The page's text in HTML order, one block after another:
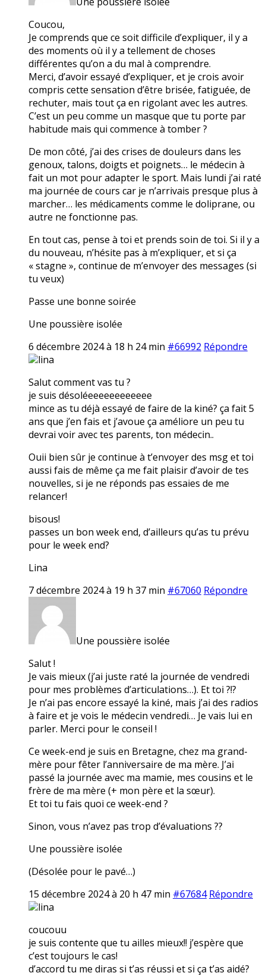
Coucou,
Je comprends que ce soit difficile d’expliquer, il y a
des moments où il y a tellement de choses
différentes qu’on a du mal à comprendre.
Merci, d’avoir essayé d’expliquer, et je crois avoir
compris cette sensation d’être brisée, fatiguée, de
rechuter, mais tout ça en rigolant avec les autres.
C’est un peu comme un masque que tu porte par
habitude mais qui commence à tomber ?
De mon côté, j’ai des crises de douleurs dans les
genoux, talons, doigts et poignets… le médecin à
fait un mot pour adapter le sport. Mais lundi j’ai raté
ma journée de cours car je n’arrivais presque plus à
marcher… les médicaments comme le doliprane, ou
autre ne fonctionne pas.
En tout cas, pense à toi et prends soin de toi. Si il y a
du nouveau, n’hésite pas à m’expliquer, et si ça
« stagne », continue de m’envoyer des messages (si
tu veux)
Passe une bonne soirée
Une poussière isolée
6 décembre 2024 à 18 h 24 min #66992 Répondre
lina
Salut comment vas tu ?
je suis désoléeeeeeeeeeeee
mince as tu déjà essayé de faire de la kiné? ça fait 5
ans que j’en fais et j’avoue ça améliore un peu tu
devrai voir avec tes parents, ton médecin..
Ouii bien sûr je continue à t’envoyer des msg et toi
aussi fais de même ça me fait plaisir d’avoir de tes
nouvelles, si je ne réponds pas essaies de me
relancer!
bisous!
passes un bon week end, d’ailleurs qu’as tu prévu
pour le week end?
Lina
7 décembre 2024 à 19 h 37 min #67060 Répondre
Une poussière isolée
Salut !
Je vais mieux (j’ai juste raté la journée de vendredi
pour mes problèmes d’articulations…). Et toi ?!?
Je n’ai pas encore essayé la kiné, mais j’ai des radios
à faire et je vois le médecin vendredi… Je vais lui en
parler. Merci pour le conseil !
Ce week-end je suis en Bretagne, chez ma grand-
mère pour fêter l’anniversaire de ma mère. J’ai
passé la journée avec ma mamie, mes cousins et le
frère de ma mère (+ mon père et la sœur).
Et toi tu fais quoi ce week-end ?
Sinon, vous n’avez pas trop d’évaluations ??
Une poussière isolée
(Désolée pour le pavé…)
15 décembre 2024 à 20 h 47 min #67684 Répondre
lina
coucouu
je suis contente que tu ailles mieux!! j’espère que
c’est toujours le cas!
d’accord tu me diras si t’as réussi et si ça t’as aidé?